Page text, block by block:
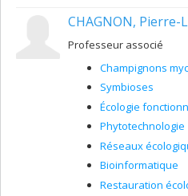
dans le cadre de
comme la maîtrise des
l’épuration des eaux
macrophytes à
CHAGNON, Pierre-
Professeur associé
Champignons
Symbioses
Écologie
Phytotechnologie
Réseaux
Bioinformatique
Restauration